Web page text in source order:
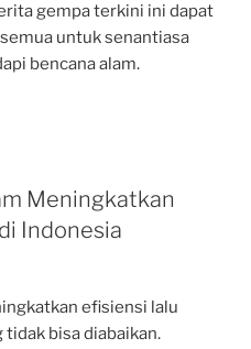
gempa terkini ini dapat
untuk senantiasa
bencana alam.
Meningkatkan
Indonesia
efisiensi lalu
bisa diabaikan.